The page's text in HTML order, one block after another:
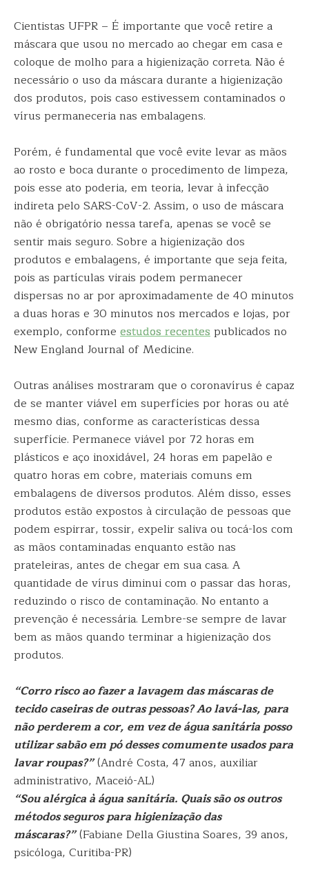
Cientistas UFPR – É importante que você retire a
máscara que usou no mercado ao chegar em casa e
coloque de molho para a higienização correta. Não é
necessário o uso da máscara durante a higienização
dos produtos, pois caso estivessem contaminados o
vírus permaneceria nas embalagens.
Porém, é fundamental que você evite levar as mãos
ao rosto e boca durante o procedimento de limpeza,
pois esse ato poderia, em teoria, levar à infecção
indireta pelo SARS-CoV-2. Assim, o uso de máscara
não é obrigatório nessa tarefa, apenas se você se
sentir mais seguro. Sobre a higienização dos
produtos e embalagens, é importante que seja feita,
pois as partículas virais podem permanecer
dispersas no ar por aproximadamente de 40 minutos
a duas horas e 30 minutos nos mercados e lojas, por
exemplo, conforme estudos recentespublicados no
New England Journal of Medicine.
Outras análises mostraram que o coronavírus é capaz
de se manter viável em superfícies por horas ou até
mesmo dias, conforme as características dessa
superfície. Permanece viável por 72 horas em
plásticos e aço inoxidável, 24 horas em papelão e
quatro horas em cobre, materiais comuns em
embalagens de diversos produtos. Além disso, esses
produtos estão expostos à circulação de pessoas que
podem espirrar, tossir, expelir saliva ou tocá-los com
as mãos contaminadas enquanto estão nas
prateleiras, antes de chegar em sua casa. A
quantidade de vírus diminui com o passar das horas,
reduzindo o risco de contaminação. No entanto a
prevenção é necessária. Lembre-se sempre de lavar
bem as mãos quando terminar a higienização dos
produtos.
“Corro risco ao fazer a lavagem das máscaras de
tecido caseiras de outras pessoas? Ao lavá-las, para
não perderem a cor, em vez de água sanitária posso
utilizar sabão em pó desses comumente usados para
lavar roupas?”(André Costa, 47 anos, auxiliar
administrativo, Maceió-AL)
“Sou alérgica à água sanitária. Quais são os outros
métodos seguros para higienização das
máscaras?”(Fabiane Della Giustina Soares, 39 anos,
psicóloga, Curitiba-PR)